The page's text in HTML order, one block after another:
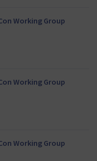
Working Group
Working Group
Working Group